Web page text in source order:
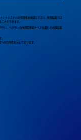
ントシステムの有効性を確認しており､外部監査では
とができます｡
行い、ベテランの内部監査員とペアを組んで内部監査
。
の方向性を示しております。